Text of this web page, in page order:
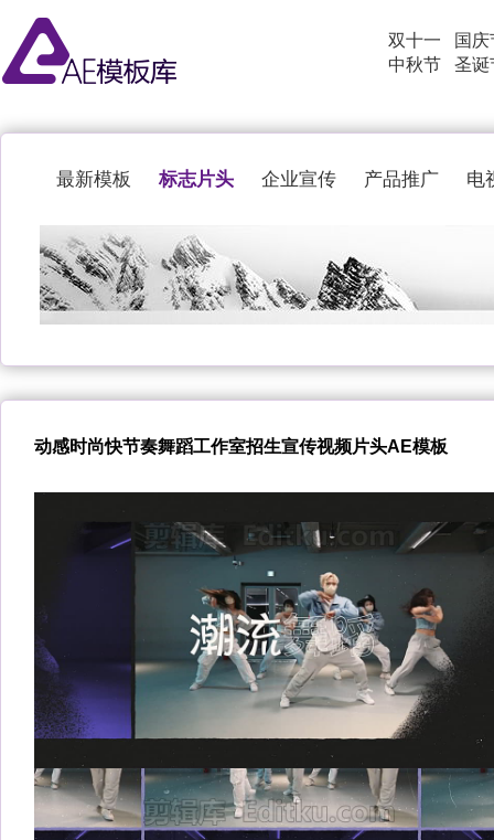
双十一
中秋节
国庆
圣诞
最新模板 标志片头 企业宣传 产品推广 电
动感时尚快节奏舞蹈工作室招生宣传视频片头AE模板